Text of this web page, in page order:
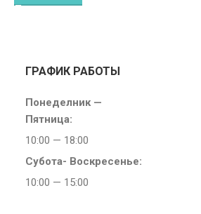
ГРАФИК РАБОТЫ
Понеделник —
Пятница:
10:00 — 18:00
Субота- Воскресенье:
10:00 — 15:00